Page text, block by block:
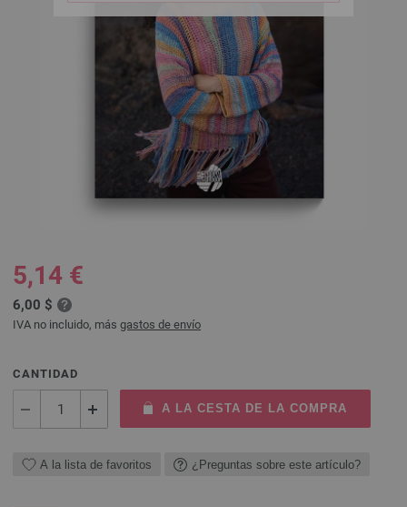
5,14 €
6,00 $
IVA no incluido, más gastos de envío
CANTIDAD
A LA CESTA DE LA COMPRA
A la lista de favoritos ¿Preguntas sobre este artículo?